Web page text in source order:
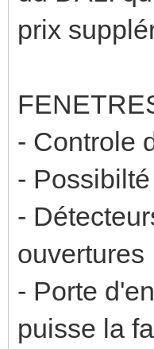
prix
- Controle
-
-
ouvertures
- Porte
puisse la